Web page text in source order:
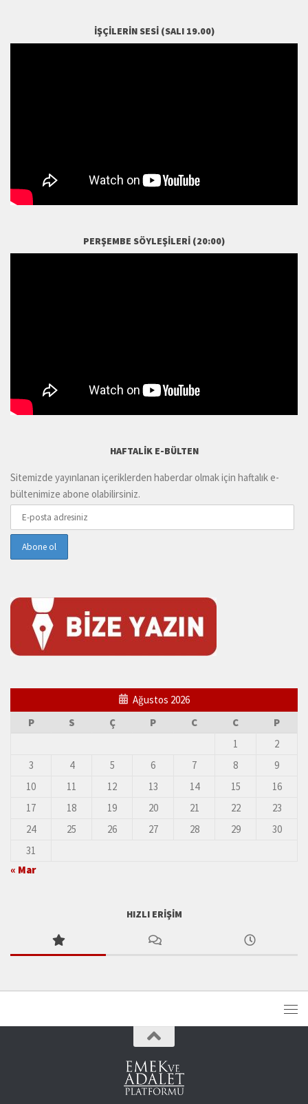
İŞÇILERIN SESI (SALI 19.00)
PERŞEMBE SÖYLEŞILERI (20:00)
HAFTALIK E-BÜLTEN
Sitemizde yayınlanan içeriklerden haberdar olmak için haftalık e-
bültenimize abone olabilirsiniz.
Ağustos 2026
P
S Ç P C C
P
1
2
3
4 5 6 7 8
9
10
11 12 13 14 15
16
17
18 19 20 21 22
23
24
25 26 27 28 29
30
31
« Mar
HIZLI ERIŞIM